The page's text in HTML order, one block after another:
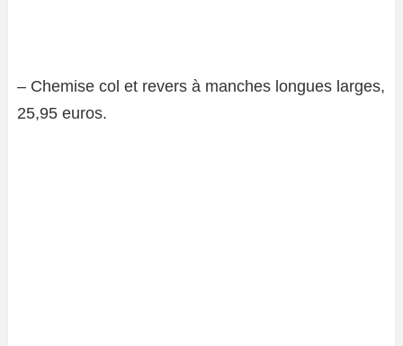
– Chemise col et revers à manches longues larges,
25,95 euros.